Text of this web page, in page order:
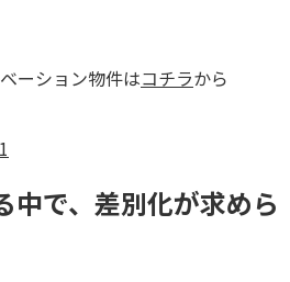
ーション物件はコチラから
中で、差別化が求めら